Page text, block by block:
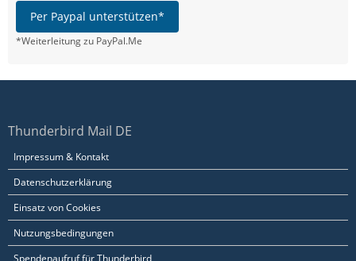
Per Paypal unterstützen*
*Weiterleitung zu PayPal.Me
Thunderbird Mail DE
Impressum & Kontakt
Datenschutzerklärung
Einsatz von Cookies
Nutzungsbedingungen